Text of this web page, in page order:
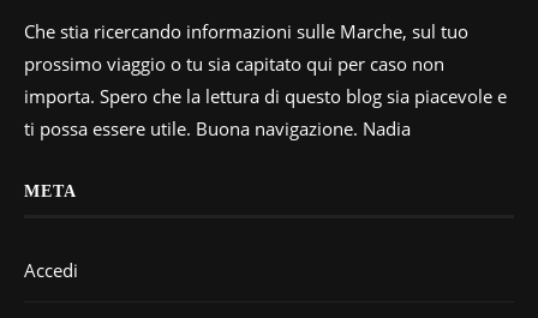
Che stia ricercando informazioni sulle Marche, sul tuo
prossimo viaggio o tu sia capitato qui per caso non
importa. Spero che la lettura di questo blog sia piacevole e
ti possa essere utile. Buona navigazione. Nadia
META
Accedi